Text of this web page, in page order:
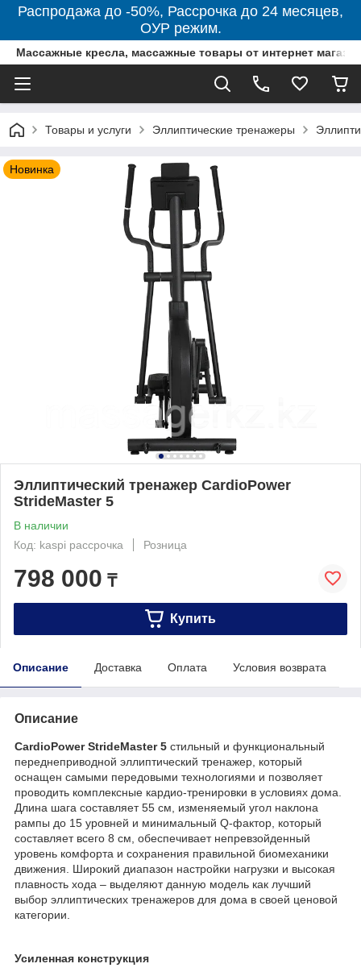
Распродажа до -50%, Рассрочка до 24 месяцев,
ОУР режим.
Массажные кресла, массажные товары от интернет
Товары и услуги Эллиптические тренажеры
Новинка
Эллиптический тренажер CardioPower
StrideMaster 5
В наличии
Код: kaspi рассрочка
Розница
798 000 ₸
Купить
Описание Доставка Оплата Условия возврата
Описание
CardioPower StrideMaster 5 стильный и функциональный
переднеприводной эллиптический тренажер, который
оснащен самыми передовыми технологиями и позволяет
проводить комплексные кардио-тренировки в условиях дома.
Длина шага составляет 55 см, изменяемый угол наклона
рампы до 15 уровней и минимальный Q-фактор, который
составляет всего 8 см, обеспечивает непревзойденный
уровень комфорта и сохранения правильной биомеханики
движения. Широкий диапазон настройки нагрузки и высокая
плавность хода – выделяют данную модель как лучший
выбор эллиптических тренажеров для дома в своей ценовой
категории.
Усиленная конструкция